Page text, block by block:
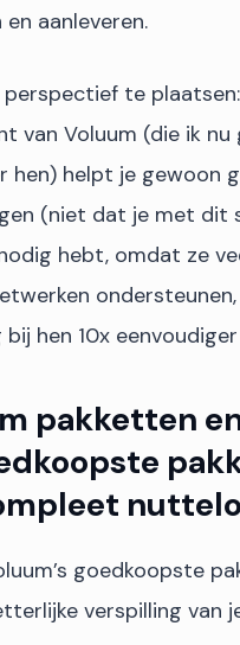
aanleveren.
te
van Voluum (die ik
hen) helpt je gewoon
(niet dat je met dit
hebt, omdat ze
bij hen 10x
pakketten
goedkoopste
verspilling van